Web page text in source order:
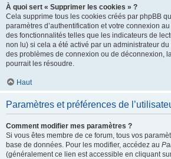
À quoi sert « Supprimer les cookies » ?
Cela supprime tous les cookies créés par phpBB
paramètres d’authentification et votre connexion
des fonctionnalités telles que les indicateurs de
non lu) si cela a été activé par un administrateur
des problèmes de connexion ou de déconnexion,
pourrait les résoudre.
Haut
Paramètres et préférences de
Comment modifier mes paramètres ?
Si vous êtes membre de ce forum, tous vos
base de données. Pour les modifier, accédez au
(généralement ce lien est accessible en cliquant